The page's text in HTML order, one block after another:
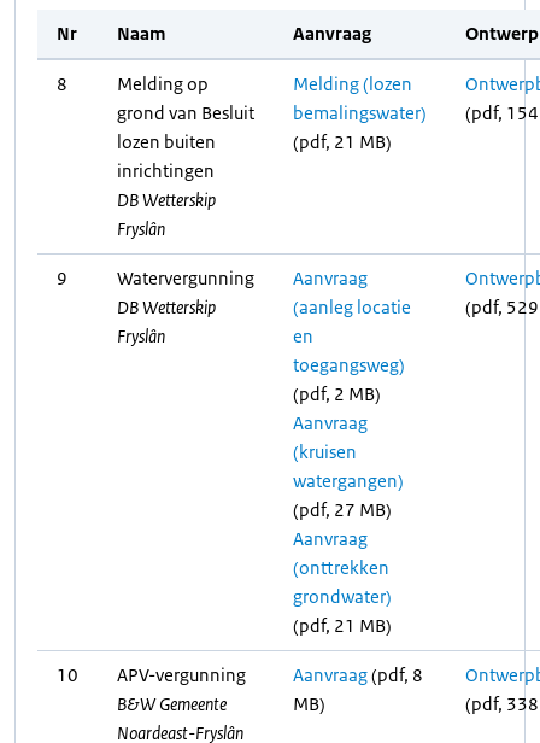
Nr Naam Aanvraag
8
Melding op
grond van Besluit
lozen buiten
inrichtingen
DB Wetterskip
Fryslân
Melding (lozen
bemalingswater)
(pdf, 21 MB)
(pdf,
9
Watervergunning
DB Wetterskip
Fryslân
Aanvraag
(aanleg locatie
en
toegangsweg)
(pdf, 2 MB)
Aanvraag
(kruisen
watergangen)
(pdf, 27 MB)
Aanvraag
(onttrekken
grondwater)
(pdf, 21 MB)
(pdf,
10
APV-vergunning
B&W Gemeente
Noardeast-Fryslân
Aanvraag(pdf, 8
MB)
(pdf,